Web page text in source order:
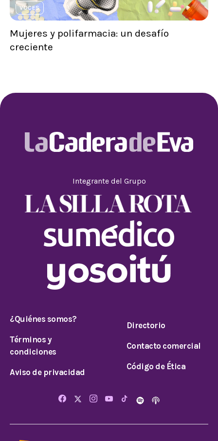
VOCES
Mujeres y polifarmacia: un desafío
creciente
Integrante del Grupo
¿Quiénes somos?
Términos y
condiciones
Aviso de privacidad
Directorio
Contacto comercial
Código de Ética